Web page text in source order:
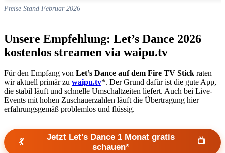
Preise Stand Februar 2026
Unsere Empfehlung: Let’s Dance 2026
kostenlos streamen via waipu.tv
Für den Empfang von Let’s Dance auf dem Fire TV Stick raten
wir aktuell primär zu waipu.tv*. Der Grund dafür ist die gute App,
die stabil läuft und schnelle Umschaltzeiten liefert. Auch bei Live-
Events mit hohen Zuschauerzahlen läuft die Übertragung hier
erfahrungsgemäß problemlos und flüssig.
💃
Jetzt Let’s Dance 1 Monat gratis
schauen*
📺